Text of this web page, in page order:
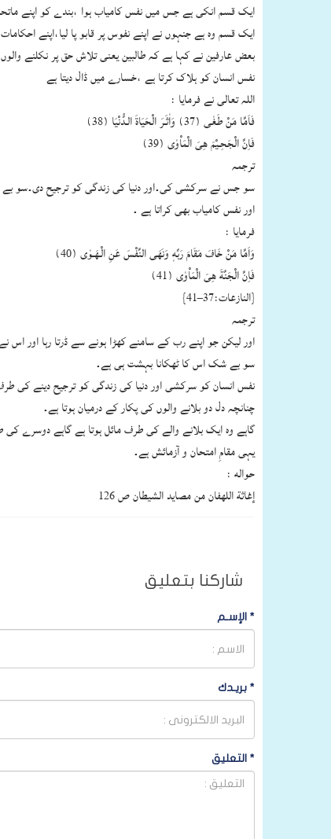
ایک قسم انکی ہے جس میں نفس کامیاب ہوا ،بندے کو اپنے
ایک قسم وہ ہے جنہوں نے اپنے نفوس پر قابو پا لیا،اپنے
بعض عارفین نے کہا ہے کہ طالبین یعنی تلاش حق پر نکلنے
نفس انسان کو ہلاک کرتا ہے ،خسارے میں ڈال دیتا ہے
اللہ تعالی نے فرمایا :
فَاَمَّا مَنْ طَغٰى (37) وَاٰثَـرَ الْحَيَاةَ الـدُّنْيَا (38)
فَاِنَّ الْجَحِـيْمَ هِىَ الْمَاْوٰى (39)
ترجمہ
سو جس نے سرکشی کی۔اور دنیا کی زندگی کو ترجیح دی۔سو
اور نفس کامیاب بھی کراتا ہے ۔
فرمایا :
وَاَمَّا مَنْ خَافَ مَقَامَ رَبِّهٖ وَنَهَى النَّفْسَ عَنِ الْـهَـوٰى (40)
فَاِنَّ الْجَنَّةَ هِىَ الْمَاْوٰى (41)
{النازعات:37–41}
ترجمہ
اور لیکن جو اپنے رب کے سامنے کھڑا ہونے سے ڈرتا رہا اور
سو بے شک اس کا ٹھکانا بہشت ہی ہے۔
نفس انسان کو سرکشی اور دنیا کی زندگی کو ترجیح دینے کی طرف
چنانچہ دل دو بلانے والوں کی پکار کے درمیان ہوتا ہے۔
گاہے وہ ایک بلانے والے کی طرف مائل ہوتا ہے گاہے دوسرے
یہی مقامِ امتحان و آزمائش ہے۔
حواله :
إغاثة اللهفان من مصايد الشيطان ص 126
شاركنا بتعليق
* الإسـم
* بريـدك
* التعليق